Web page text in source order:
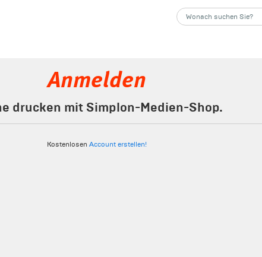
Anmelden
drucken mit Simplon-Medien-Shop.
Kostenlosen Account erstellen!